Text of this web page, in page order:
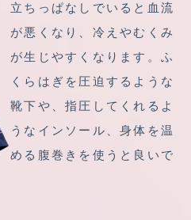
立ちっぱなしでいると血流
が悪くなり、冷えやむくみ
が生じやすくなります。ふ
くらはぎを圧迫するような
靴下や、指圧してくれるよ
うなインソール、身体を温
める腹巻きを使うと良いで